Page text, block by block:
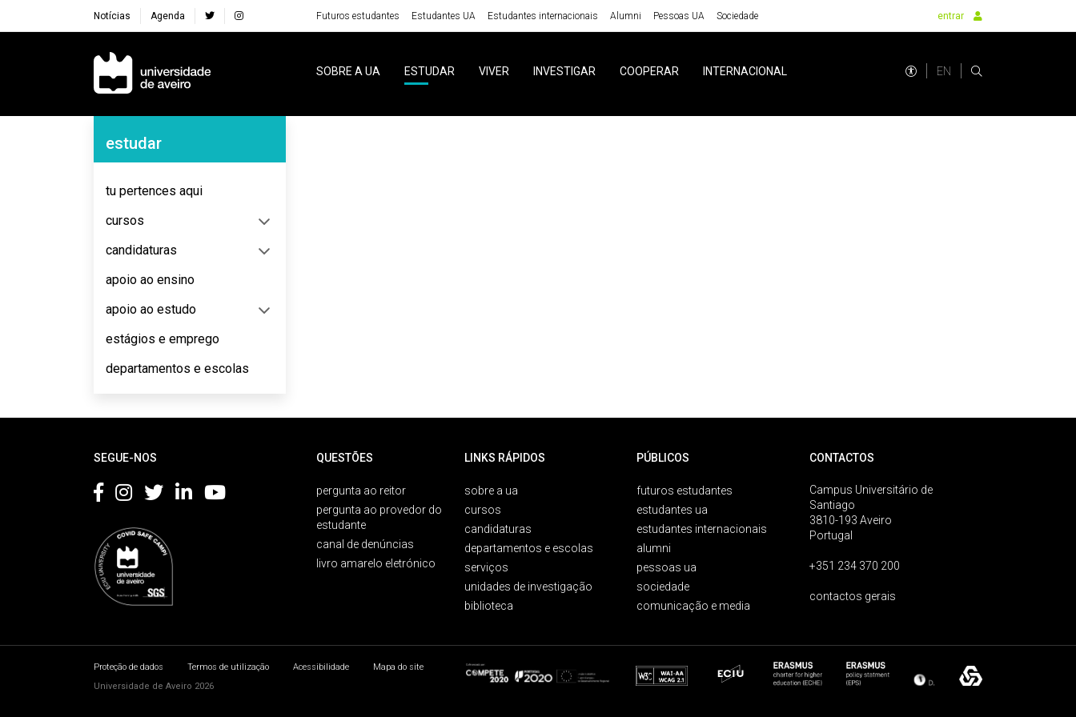
Notícias Agenda Futuros estudantes Estudantes UA Estudantes internacionais Alumni Pessoas UA Sociedade entrar
Navegação Principal
SOBRE A UA ESTUDAR VIVER INVESTIGAR COOPERAR INTERNACIONAL EN
Navegação Lateral
estudar
tu pertences aqui
cursos
candidaturas
apoio ao ensino
apoio ao estudo
estágios e emprego
departamentos e escolas
SEGUE-NOS QUESTÕES
pergunta ao reitor
pergunta ao provedor do
estudante
canal de denúncias
livro amarelo eletrónico
LINKS RÁPIDOS
sobre a ua
cursos
candidaturas
departamentos e escolas
serviços
unidades de investigação
biblioteca
PÚBLICOS
futuros estudantes
estudantes ua
estudantes internacionais
alumni
pessoas ua
sociedade
comunicação e media
CONTACTOS
Campus Universitário de
Santiago
3810-193 Aveiro
Portugal
+351 234 370 200
contactos gerais
Proteção de dados Termos de utilização Acessibilidade
Mapa do site
Universidade de Aveiro 2026